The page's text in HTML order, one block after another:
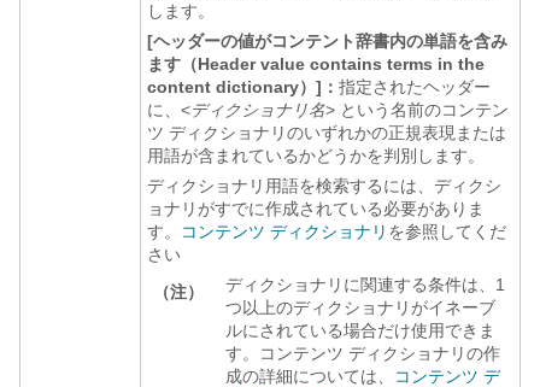
します。
[ヘッダーの値がコンテント辞書内の単語を含み
ます（Header value contains terms in the
content dictionary）]： 指定されたヘッダー
に、<ディクショナリ名> という名前のコンテン
ツ ディクショナリのいずれかの正規表現または
用語が含まれているかどうかを判別します。
ディクショナリ用語を検索するには、ディクシ
ョナリがすでに作成されている必要がありま
す。
コンテンツ ディクショナリ を参照してくだ
さい
（注）
ディクショナリに関連する条件は、1
つ以上のディクショナリがイネーブ
ルにされている場合だけ使用できま
す。コンテンツ ディクショナリの作
成の詳細については、
コンテンツ デ